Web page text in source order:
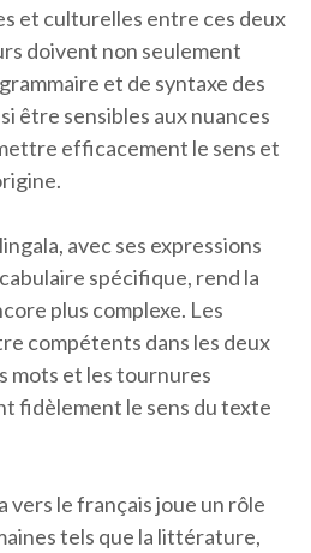
et culturelles entre ces deux
doivent non seulement
et de syntaxe des
être sensibles aux nuances
efficacement le sens et
avec ses expressions
spécifique, rend la
plus complexe. Les
compétents dans les deux
mots et les tournures
fidèlement le sens du texte
vers le français joue un rôle
tels que la littérature,